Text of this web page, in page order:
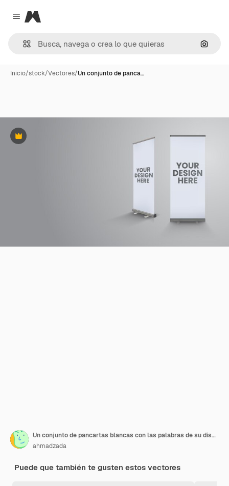
Close menu
Magnific
Inicio/stock/Vectores/Un conjunto de panca…
Premium
Un conjunto de pancartas blancas con las palabras de su diseño aquí en ellas
ahmadzada
Puede que también te gusten estos vectores